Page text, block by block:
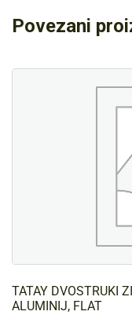
Povezani
TATAY DVOSTRUKI
ALUMINIJ, FLAT